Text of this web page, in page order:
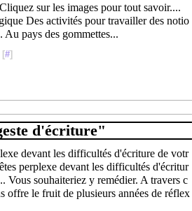
sur les images pour tout savoir....
Des activités pour travailler des notio
Au pays des gommettes...
[#]
d'écriture"
devant les difficultés d'écriture de votr
perplexe devant les difficultés d'écritur
Vous souhaiteriez y remédier. A travers c
offre le fruit de plusieurs années de réflex